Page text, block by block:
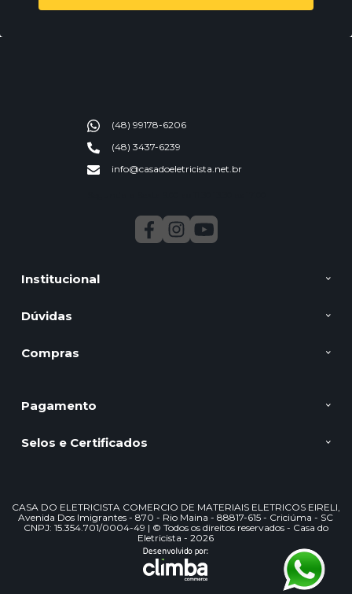
Institucional
Dúvidas
Compras
(48) 99178-6206
(48) 3437-6239
info@casadoeletricista.net.br
Pagamento
Selos e Certificados
CASA DO ELETRICISTA COMERCIO DE MATERIAIS ELETRICOS EIRELI,
Avenida Dos Imigrantes - 870 - Rio Maina - 88817-615 - Criciúma - SC
CNPJ: 15.354.701/0004-49 | © Todos os direitos reservados - Casa do
Eletricista - 2026